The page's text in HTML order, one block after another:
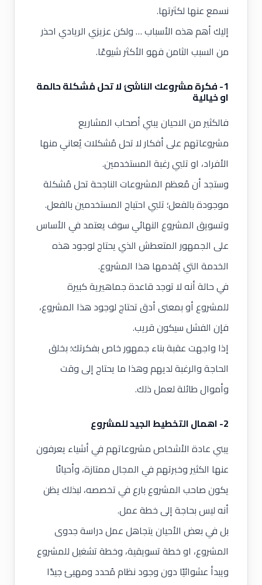
نسمع عنها لكثرتها.
إليك أهم هذه الأسباب … ولكن عزيزي الريادي احذر
من السبب الثامن فهو الأكثر شيوعًا.
1- فكرة مشروعك الناشئ لا تحل مُشكلة حالمة
او خيالية
فالكثير من الاحيان يبني أصحاب المشاريع
مشروعاتهم على أفكار لا تحل مُشكلات يُعاني منها
الأفراد، او تلبي رغبة المستخدمين.
وستجد أن مُعظم المشروعات الناجحة تحل مُشكلة
موجودة بالفعل؛ تلبي احتياج المستخدمين بالفعل.
وتسويق المشروع النهائي سوف يعتمد في الأساس
على الجمهور المتعطش الذي يحتاج لوجود هذه
الخدمة التي يُقدمها هذا المشروع.
في حالة أنه لا توجد قاعدة جماهيرية كبيرة
للمشروع أو بمعنى أدق تحتاج لوجود هذا المشروع،
فإن الفشل سيكون قريب.
إذا واجهت عقبة بناء جمهور خاص بفكرتك؛ بخلق
الحاجة والرغبة لديهم وهذا ما يحتاج إلى وقت
وأموال طائلة لعمل ذلك.
2- اهمال التخطيط الجيد للمشروع
يبني عادة الأشخاص مشروعاتهم في أشياء يعرفون
عنها الكثير وخبرتهم في المجال ممتازة، وأحيانًا
يكون صاحب المشروع بارع في تخصصه، لبذلك يظن
أنه ليس بحاجة إلى خطة عمل.
بل في بعض الأحيان يتجاهل عمل دراسة جدوى
المشروع، او خطة تسويقية، وخطة تشغيل للمشروع
ويبدأ عشوائيًا دون وجود نظام مُحدد ومهيئ جيدًا